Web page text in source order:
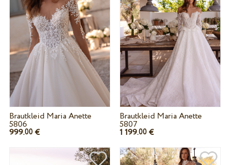
Brautkleid Maria Anette
5806
999.00€
Brautkleid Maria Anette
5807
1 199.00 €